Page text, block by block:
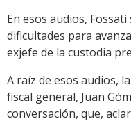
En esos audios,
dificultades para
exjefe de la custodia
A raíz de esos audios,
fiscal general, Juan
conversación, que,